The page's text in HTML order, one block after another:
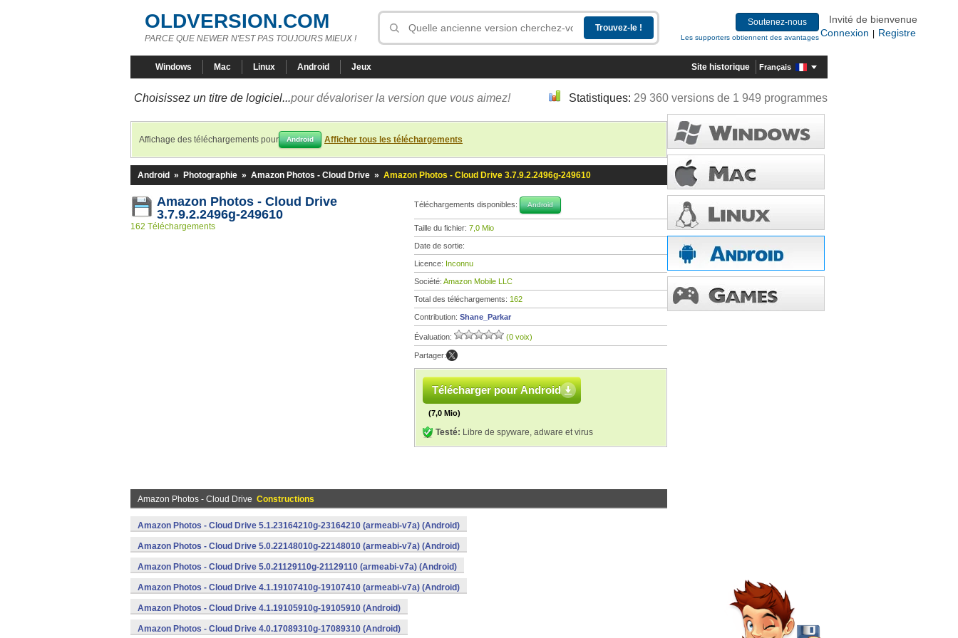
OLDVERSION.COM
PARCE QUE NEWER N'EST PAS TOUJOURS MIEUX !
Soutenez-nous
Les supporters obtiennent des avantages
Invité de bienvenue
Connexion
Registre
Windows Mac Linux Android Jeux Site historique Français
Choisissez un titre de logiciel...pour dévaloriser la version que vous aimez! Statistiques: 29 360 versions de 1 949 programmes
Affichage des téléchargements pour Android Afficher tous les téléchargements
Android » Photographie » Amazon Photos - Cloud Drive » Amazon Photos - Cloud Drive 3.7.9.2.2496g-249610
Amazon Photos - Cloud Drive
3.7.9.2.2496g-249610
162 Téléchargements
Téléchargements disponibles: Android
Taille du fichier: 7,0 Mio
Date de sortie:
Licence: Inconnu
Société: Amazon Mobile LLC
Total des téléchargements: 162
Contribution: Shane_Parkar
Évaluation: (0 voix)
Partager:
Télécharger pour Android
(7,0 Mio)
Testé: Libre de spyware, adware et virus
Amazon Photos - Cloud Drive Constructions
Amazon Photos - Cloud Drive 5.1.23164210g-23164210 (armeabi-v7a) (Android)
Amazon Photos - Cloud Drive 5.0.22148010g-22148010 (armeabi-v7a) (Android)
Amazon Photos - Cloud Drive 5.0.21129110g-21129110 (armeabi-v7a) (Android)
Amazon Photos - Cloud Drive 4.1.19107410g-19107410 (armeabi-v7a) (Android)
Amazon Photos - Cloud Drive 4.1.19105910g-19105910 (Android)
Amazon Photos - Cloud Drive 4.0.17089310g-17089310 (Android)